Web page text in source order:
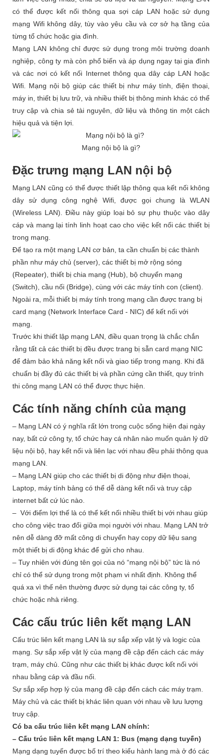
có thể được kết nối thông qua sợi cáp LAN hoặc sử dụng
mạng Wifi không dây, tùy vào yêu cầu và cơ sở hạ tầng của
từng tổ chức hoặc gia đình.
Mạng LAN không chỉ được sử dụng trong môi trường doanh
nghiệp, công ty mà còn phổ biến và áp dụng ngay tại gia đình
và các nơi có kết nối Internet thông qua dây cáp LAN hoặc
Wifi. Mạng nội bộ giúp các thiết bị như máy tính, điện thoại,
máy in, thiết bị lưu trữ, và nhiều thiết bị thông minh khác có thể
truy cập và chia sẻ tài nguyên, dữ liệu và thông tin một cách
hiệu quả và tiện lợi.
Mạng nội bộ là gì?
Đặc trưng mạng LAN nội bộ
Mạng LAN cũng có thể được thiết lập thông qua kết nối không
dây sử dụng công nghệ Wifi, được gọi chung là WLAN
(Wireless LAN). Điều này giúp loại bỏ sự phụ thuộc vào dây
cáp và mang lại tính linh hoạt cao cho việc kết nối các thiết bị
trong mạng.
Để tạo ra một mạng LAN cơ bản, ta cần chuẩn bị các thành
phần như máy chủ (server), các thiết bị mở rộng sóng
(Repeater), thiết bị chia mạng (Hub), bộ chuyển mạng
(Switch), cầu nối (Bridge), cùng với các máy tính con (client).
Ngoài ra, mỗi thiết bị máy tính trong mạng cần được trang bị
card mạng (Network Interface Card - NIC) để kết nối với
mạng.
Trước khi thiết lập mạng LAN, điều quan trọng là chắc chắn
rằng tất cả các thiết bị đều được trang bị sẵn card mạng NIC
để đảm bảo khả năng kết nối và giao tiếp trong mạng. Khi đã
chuẩn bị đầy đủ các thiết bị và phần cứng cần thiết, quy trình
thi công mạng LAN có thể được thực hiện.
Các tính năng chính của mạng
– Mạng LAN có ý nghĩa rất lớn trong cuộc sống hiện đại ngày
nay, bất cứ công ty, tổ chức hay cá nhân nào muốn quản lý dữ
liệu nội bộ, hay kết nối và liên lạc với nhau đều phải thông qua
mạng LAN.
– Mạng LAN giúp cho các thiết bị di động như điện thoại,
Laptop, máy tính bảng có thể dễ dàng kết nối và truy cập
internet bất cứ lúc nào.
– Với điểm lợi thế là có thể kết nối nhiều thiết bị với nhau giúp
cho công việc trao đổi giữa mọi người với nhau. Mạng LAN trở
nên dễ dàng đỡ mất công di chuyển hay copy dữ liệu sang
một thiết bị di động khác để gửi cho nhau.
– Tuy nhiên với đúng tên gọi của nó “mạng nội bộ” tức là nó
chỉ có thể sử dụng trong một phạm vi nhất định. Không thể
quá xa vì thế nên thường được sử dụng tại các công ty, tổ
chức hoặc nhà riêng.
Các cấu trúc liên kết mạng LAN
Cấu trúc liên kết mạng LAN là sự sắp xếp vật lý và logic của
mạng. Sự sắp xếp vật lý của mạng đề cập đến cách các máy
trạm, máy chủ. Cũng như các thiết bị khác được kết nối với
nhau bằng cáp và đầu nối.
Sự sắp xếp hợp lý của mạng đề cập đến cách các máy trạm.
Máy chủ và các thiết bị khác liên quan với nhau về lưu lượng
truy cập.
Có ba cấu trúc liên kết mạng LAN chính:
– Cấu trúc liên kết mạng LAN 1: Bus (mạng dạng tuyến)
Mạng dạng tuyến được bố trí theo kiểu hành lang mà ở đó các